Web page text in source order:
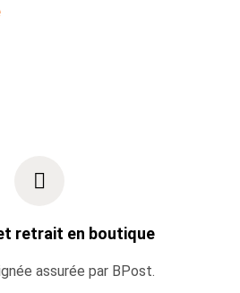
retrait en boutique
assurée par BPost.